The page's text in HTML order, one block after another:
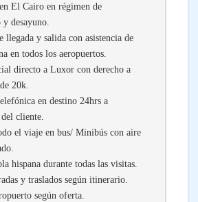
El Cairo en régimen de
desayuno.
llegada y salida con asistencia de
en todos los aeropuertos.
directo a Luxor con derecho a
20k.
en destino 24hrs a
cliente.
el viaje en bus/ Minibús con aire
hispana durante todas las visitas.
y traslados según itinerario.
según oferta.